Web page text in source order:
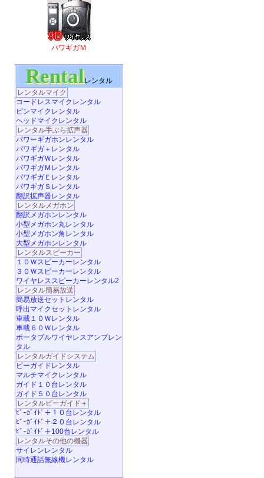
パワギガＭ
Rentalレンタル
レンタルマイク
コードレスマイクレンタル
ピンマイクレンタル
ヘッドマイクレンタル
レンタル手ぶら拡声器
パワーギガホンレンタル
パワギガ＋レンタル
パワギガＷレンタル
パワギガＭレンタル
パワギガＥレンタル
パワギガＳレンタル
翻訳拡声器レンタル
レンタルメガホン
翻訳メガホンレンタル
小型メガホン丸レンタル
小型メガホン角レンタル
大型メガホンレンタル
レンタルスピーカー
１０Ｗスピーカーレンタル
３０Ｗスピーカーレンタル
ワイヤレススピーカーレンタル2
レンタル簡易放送
簡易放送セットレンタル
呼出マイクセットレンタル
車載１０Ｗレンタル
車載６０Ｗレンタル
ポータブルワイヤレスアンプレン
タル
レンタルガイドシステム
ビーガイドレンタル
マルチマイクレンタル
ガイド１０台レンタル
ガイド５０台レンタル
レンタルビーガイド＋
ﾋﾞｰｶﾞｲﾄﾞ＋１０台レンタル
ﾋﾞｰｶﾞｲﾄﾞ＋２０台レンタル
ﾋﾞｰｶﾞｲﾄﾞ＋100台レンタル
レンタルその他の機器
サイレンレンタル
同時通話無線機レンタル